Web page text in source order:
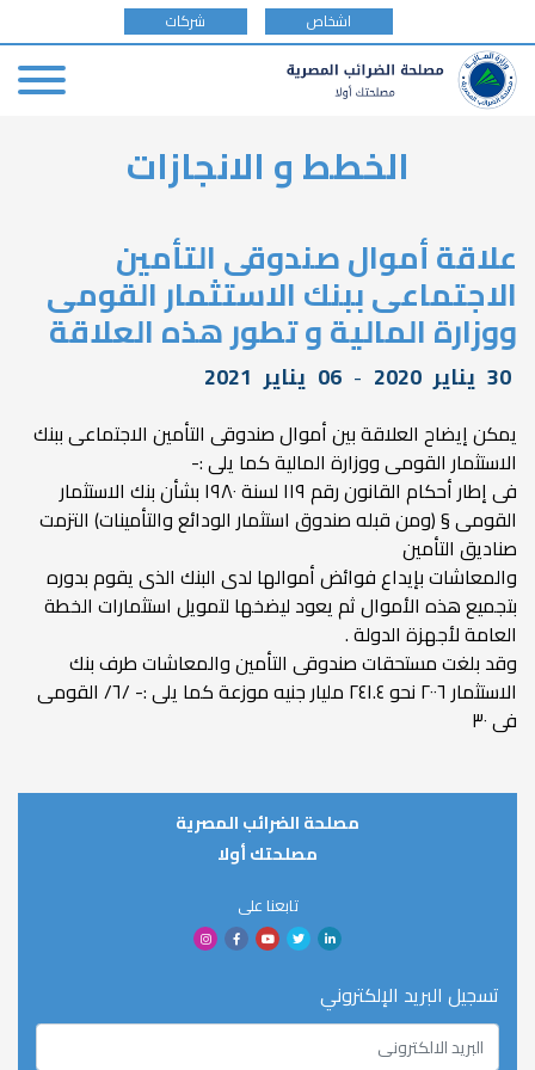
type
اشخاص شركات
الخطط و الانجازات
علاقة أموال صندوقى التأمين
الاجتماعى ببنك الاستثمار القومى
ووزارة المالية و تطور هذه العلاقة
30 يناير 2020
-
06 يناير 2021
يمكن إيضاح العلاقة بين أموال صندوقى التأمين الاجتماعى ببنك
الاستثمار القومى ووزارة المالية كما يلى :-
فى إطار أحكام القانون رقم ١١٩ لسنة ١٩٨٠ بشأن بنك الاستثمار
القومى § (ومن قبله صندوق استثمار الودائع والتأمينات) التزمت
صناديق التأمين
والمعاشات بإيداع فوائض أموالها لدى البنك الذى يقوم بدوره
بتجميع هذه الأموال ثم يعود ليضخها لتمويل استثمارات الخطة
العامة لأجهزة الدولة .
وقد بلغت مستحقات صندوقى التأمين والمعاشات طرف بنك
الاستثمار ٢٠٠٦ نحو ٢٤١.٤ مليار جنيه موزعة كما يلى :- /٦/ القومى
فى ٣٠
مصلحة الضرائب المصرية
مصلحتك أولا
تابعنا على
تسجيل البريد الإلكتروني